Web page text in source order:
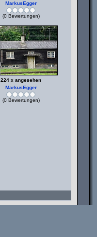
MarkusEgger
(0 Bewertungen)
224 x angesehen
MarkusEgger
(0 Bewertungen)